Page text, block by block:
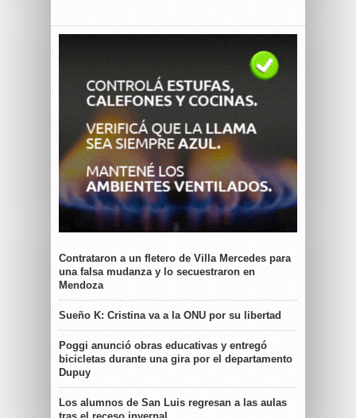
Contrataron a un fletero de Villa Mercedes para
una falsa mudanza y lo secuestraron en
Mendoza
Sueño K: Cristina va a la ONU por su libertad
Poggi anunció obras educativas y entregó
bicicletas durante una gira por el departamento
Dupuy
Los alumnos de San Luis regresan a las aulas